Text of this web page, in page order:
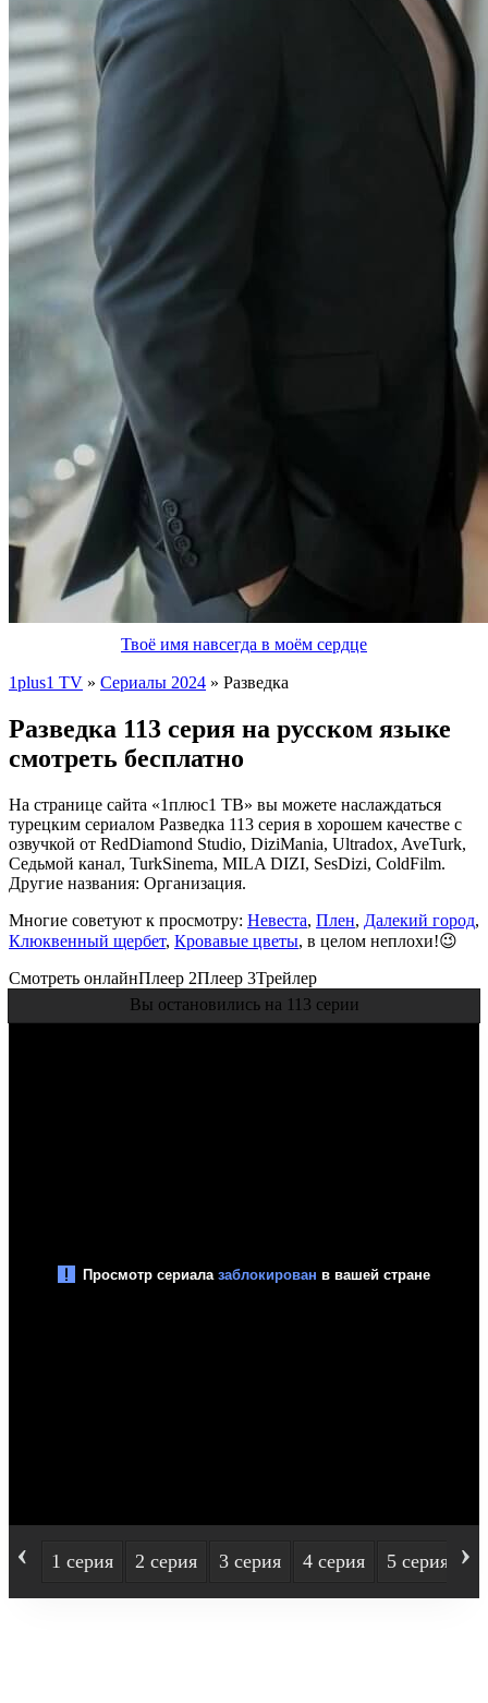
Твоё имя навсегда в моём сердце
1plus1 TV » Сериалы 2024 » Разведка
Разведка 113 серия на русском языке
смотреть бесплатно
На странице сайта «1плюс1 ТВ» вы можете наслаждаться
турецким сериалом Разведка 113 серия в хорошем качестве с
озвучкой от RedDiamond Studio, DiziMania, Ultradox, AveTurk,
Седьмой канал, TurkSinema, MILA DIZI, SesDizi, ColdFilm.
Другие названия: Организация.
Многие советуют к просмотру: Невеста, Плен, Далекий город,
Клюквенный щербет, Кровавые цветы, в целом неплохи!😉
Смотреть онлайнПлеер 2Плеер 3Трейлер
Вы остановились на 113 серии
‹ 1 серия 2 серия 3 серия 4 серия 5 серия ›